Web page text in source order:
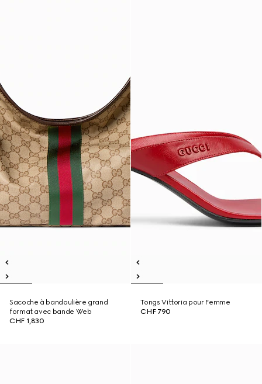
Sacoche à bandoulière grand
format avec bande Web
CHF 1,830
Tongs Vittoria pour Femme
CHF 790